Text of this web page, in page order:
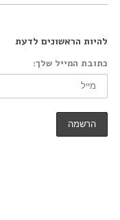
להיות הראשונים לדעת
כתובת המייל שלך: